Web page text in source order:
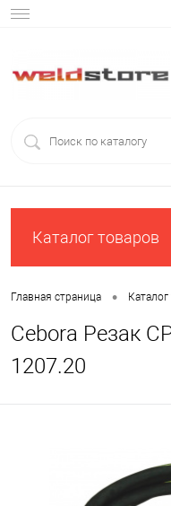
Каталог товаров
Главная страница •
Cebora Резак
1207.20